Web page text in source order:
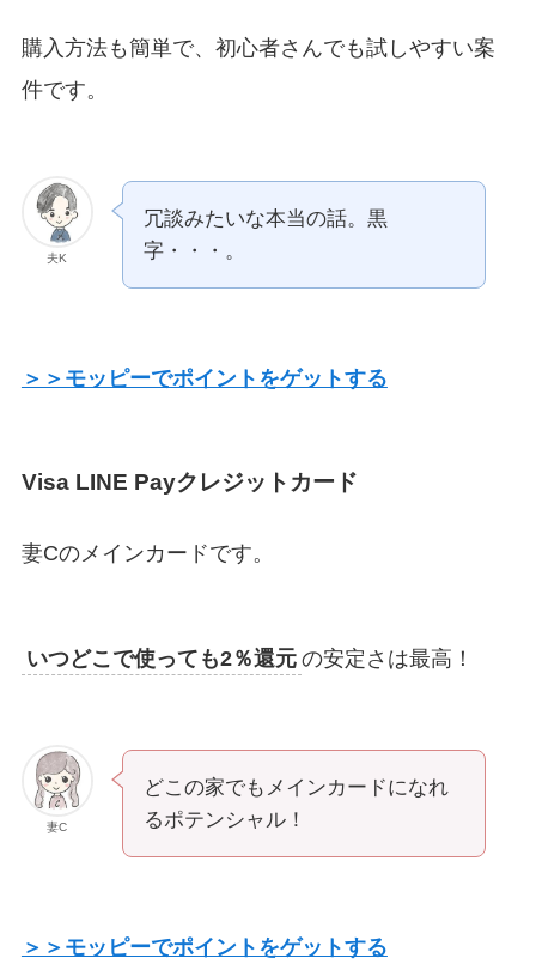
購入方法も簡単で、初心者さんでも試しやすい案
件です。
夫K
冗談みたいな本当の話。黒
字・・・。
＞＞モッピーでポイントをゲットする
Visa LINE Payクレジットカード
妻Cのメインカードです。
いつどこで使っても2％還元 の安定さは最高！
妻C
どこの家でもメインカードになれ
るポテンシャル！
＞＞モッピーでポイントをゲットする